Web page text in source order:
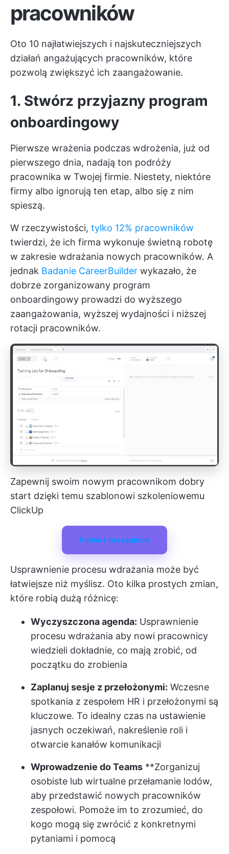
pracowników
Oto 10 najłatwiejszych i najskuteczniejszych
działań angażujących pracowników, które
pozwolą zwiększyć ich zaangażowanie.
1. Stwórz przyjazny program
onboardingowy
Pierwsze wrażenia podczas wdrożenia, już od
pierwszego dnia, nadają ton podróży
pracownika w Twojej firmie. Niestety, niektóre
firmy albo ignorują ten etap, albo się z nim
spieszą.
W rzeczywistości, tylko 12% pracowników
twierdzi, że ich firma wykonuje świetną robotę
w zakresie wdrażania nowych pracowników. A
jednak Badanie CareerBuilder wykazało, że
dobrze zorganizowany program
onboardingowy prowadzi do wyższego
zaangażowania, wyższej wydajności i niższej
rotacji pracowników.
Zapewnij swoim nowym pracownikom dobry
start dzięki temu szablonowi szkoleniowemu
ClickUp
Pobierz ten szablon
Usprawnienie procesu wdrażania może być
łatwiejsze niż myślisz. Oto kilka prostych zmian,
które robią dużą różnicę:
Wyczyszczona agenda: Usprawnienie
procesu wdrażania aby nowi pracownicy
wiedzieli dokładnie, co mają zrobić, od
początku do zrobienia
Zaplanuj sesje z przełożonymi: Wczesne
spotkania z zespołem HR i przełożonymi są
kluczowe. To idealny czas na ustawienie
jasnych oczekiwań, nakreślenie roli i
otwarcie kanałów komunikacji
Wprowadzenie do Teams **Zorganizuj
osobiste lub wirtualne przełamanie lodów,
aby przedstawić nowych pracowników
zespołowi. Pomoże im to zrozumieć, do
kogo mogą się zwrócić z konkretnymi
pytaniami i pomocą